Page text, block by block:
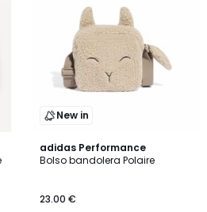
New in
adidas Performance
Bolso bandolera Polaire
23.00 €